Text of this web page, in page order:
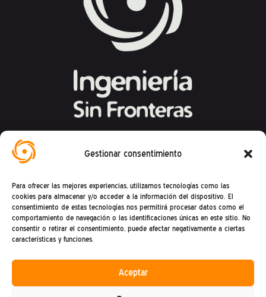
Gestionar consentimiento
Para ofrecer las mejores experiencias, utilizamos tecnologías como las
cookies para almacenar y/o acceder a la información del dispositivo. El
consentimiento de estas tecnologías nos permitirá procesar datos como el
comportamiento de navegación o las identificaciones únicas en este sitio. No
consentir o retirar el consentimiento, puede afectar negativamente a ciertas
características y funciones.
Aceptar
Federación Española de Ingeniería Sin
Calle Mandoni, 4 – 08004 Barcelona
CIF: G81469868
Teléfono (+34) : 93 302 27 53